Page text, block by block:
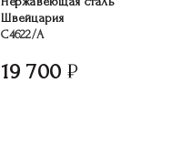
Швейцария
C4622/A
19 700